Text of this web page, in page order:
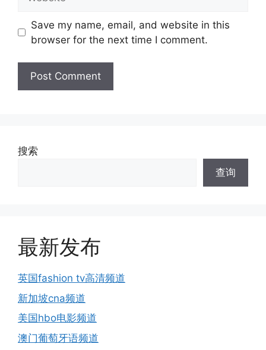
Save my name, email, and website in this
browser for the next time I comment.
搜索
查询
最新发布
英国fashion tv高清频道
新加坡cna频道
美国hbo电影频道
澳门葡萄牙语频道